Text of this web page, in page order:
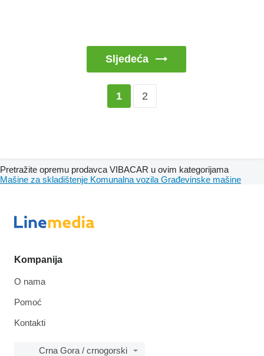
Sljedeća
1 2
Pretražite opremu prodavca VIBACAR u ovim kategorijama
Mašine za skladištenje Komunalna vozila Građevinske mašine
Kompanija
O nama
Pomoć
Kontakti
Crna Gora / crnogorski